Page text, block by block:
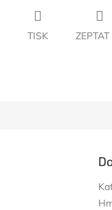
TISK ZEPTAT